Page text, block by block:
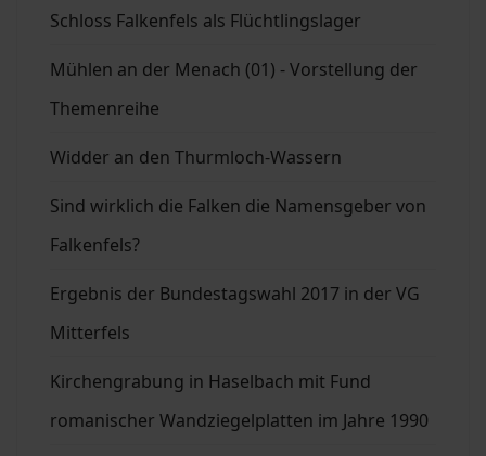
Schloss Falkenfels als Flüchtlingslager
Mühlen an der Menach (01) - Vorstellung der
Themenreihe
Widder an den Thurmloch-Wassern
Sind wirklich die Falken die Namensgeber von
Falkenfels?
Ergebnis der Bundestagswahl 2017 in der VG
Mitterfels
Kirchengrabung in Haselbach mit Fund
romanischer Wandziegelplatten im Jahre 1990